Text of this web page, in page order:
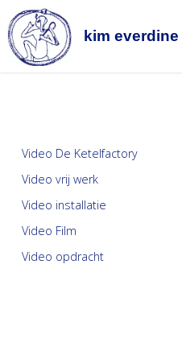
kim everd ine
Video De Ketelfactory
Video vrij werk
Video installatie
Video Film
Video opdracht